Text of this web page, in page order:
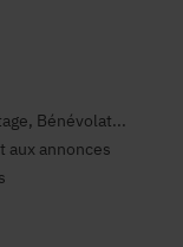
Bénévolat...
aux annonces